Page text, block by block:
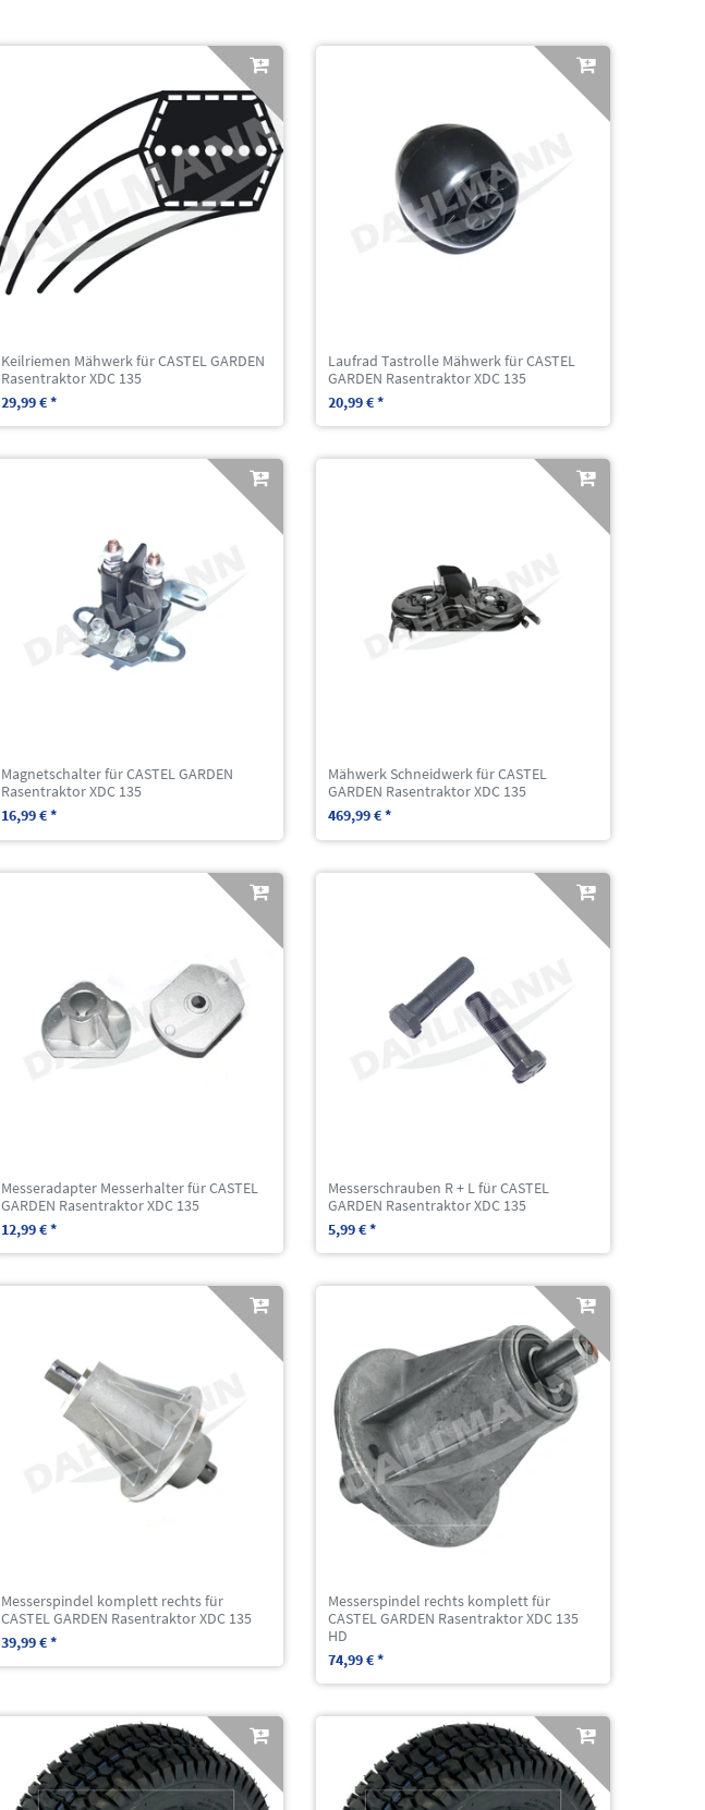
Keilriemen Mähwerk für CASTEL GARDEN
Rasentraktor XDC 135
29,99 € *
Laufrad Tastrolle Mähwerk für CASTEL
GARDEN Rasentraktor XDC 135
20,99 € *
Magnetschalter für CASTEL GARDEN
Rasentraktor XDC 135
16,99 € *
Mähwerk Schneidwerk für CASTEL
GARDEN Rasentraktor XDC 135
469,99 € *
Messeradapter Messerhalter für CASTEL
GARDEN Rasentraktor XDC 135
12,99 € *
Messerschrauben R + L für CASTEL
GARDEN Rasentraktor XDC 135
5,99 € *
Messerspindel komplett rechts für
CASTEL GARDEN Rasentraktor XDC 135
39,99 € *
Messerspindel rechts komplett für
CASTEL GARDEN Rasentraktor XDC 135
HD
74,99 € *